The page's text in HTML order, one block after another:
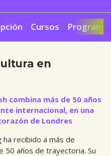
Cursos
en
combina más de 50 años
internacional, en una
de Londres
ha recibido a más de
50 años de trayectoria. Su